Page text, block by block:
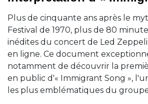
Plus de cinquante ans après le
Festival de 1970, plus de 80
inédites du concert de Led
en ligne. Ce document
notamment de découvrir la
en public d'« Immigrant Song »,
les plus emblématiques du